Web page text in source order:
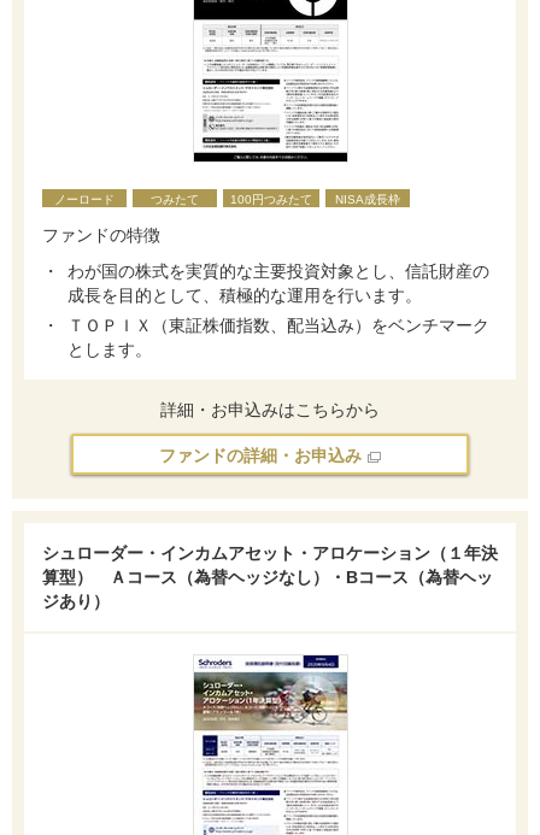
ノーロード つみたて 100円つみたて NISA成長枠
ファンドの特徴
わが国の株式を実質的な主要投資対象とし、信託財産の
成長を目的として、積極的な運用を行います。
ＴＯＰＩＸ（東証株価指数、配当込み）をベンチマーク
とします。
詳細・お申込みはこちらから
ファンドの詳細・お申込み
シュローダー・インカムアセット・アロケーション（１年決
算型） Ａコース（為替ヘッジなし）・Bコース（為替ヘッ
ジあり）